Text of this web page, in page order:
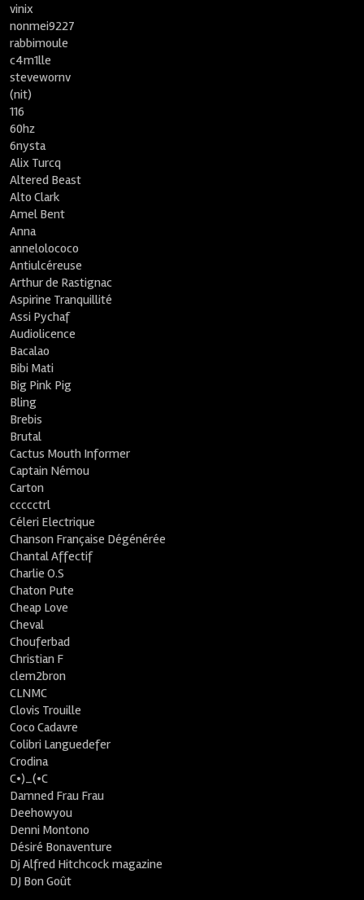
vinix
nonmei9227
rabbimoule
c4m1lle
stevewornv
(nit)
116
60hz
6nysta
Alix Turcq
Altered Beast
Alto Clark
Amel Bent
Anna
annelolococo
Antiulcéreuse
Arthur de Rastignac
Aspirine Tranquillité
Assi Pychaf
Audiolicence
Bacalao
Bibi Mati
Big Pink Pig
Bling
Brebis
Brutal
Cactus Mouth Informer
Captain Némou
Carton
ccccctrl
Céleri Electrique
Chanson Française Dégénérée
Chantal Affectif
Charlie O.S
Chaton Pute
Cheap Love
Cheval
Chouferbad
Christian F
clem2bron
CLNMC
Clovis Trouille
Coco Cadavre
Colibri Languedefer
Crodina
C•)_(•C
Damned Frau Frau
Deehowyou
Denni Montono
Désiré Bonaventure
Dj Alfred Hitchcock magazine
DJ Bon Goût